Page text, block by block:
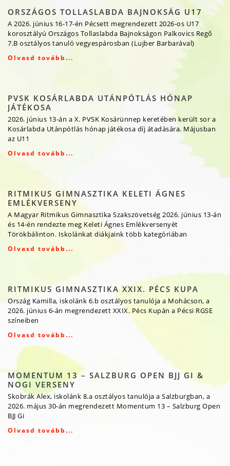
ORSZÁGOS TOLLASLABDA BAJNOKSÁG U17
A 2026. június 16-17-én Pécsett megrendezett 2026-os U17
korosztályú Országos Tollaslabda Bajnokságon Palkovics Regő
7.B osztályos tanuló vegyespárosban (Lujber Barbarával)
Olvasd tovább...
PVSK KOSÁRLABDA UTÁNPÓTLÁS HÓNAP
JÁTÉKOSA
2026. június 13-án a X. PVSK Kosárünnep keretében került sor a
Kosárlabda Utánpótlás hónap játékosa díj átadására. Májusban
az U11
Olvasd tovább...
RITMIKUS GIMNASZTIKA KELETI ÁGNES
EMLÉKVERSENY
A Magyar Ritmikus Gimnasztika Szakszövetség 2026. június 13-án
és 14-én rendezte meg Keleti Ágnes Emlékversenyét
Törökbálinton. Iskolánkat diákjaink több kategóriában
Olvasd tovább...
RITMIKUS GIMNASZTIKA XXIX. PÉCS KUPA
Ország Kamilla, iskolánk 6.b osztályos tanulója a Mohácson, a
2026. június 6-án megrendezett XXIX. Pécs Kupán a Pécsi RGSE
színeiben
Olvasd tovább...
MOMENTUM 13 – SALZBURG OPEN BJJ GI &
NOGI VERSENY
Skobrák Alex, iskolánk 8.a osztályos tanulója a Salzburgban, a
2026. május 30-án megrendezett Momentum 13 – Salzburg Open
BJJ Gi
Olvasd tovább...